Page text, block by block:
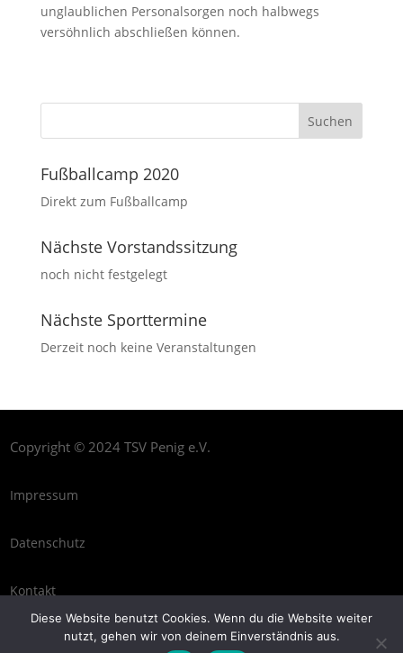
unglaublichen Personalsorgen noch halbwegs
versöhnlich abschließen können.
Fußballcamp 2020
Direkt zum Fußballcamp
Nächste Vorstandssitzung
noch nicht festgelegt
Nächste Sporttermine
Derzeit noch keine Veranstaltungen
Copyright © 2024 TSV Penig e.V.
Impressum
Datenschutz
Kontakt
Diese Website benutzt Cookies. Wenn du die Website weiter
nutzt, gehen wir von deinem Einverständnis aus.